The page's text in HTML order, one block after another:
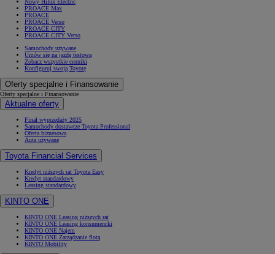
Nowy Hilux Electric
PROACE Max
PROACE
PROACE Verso
PROACE CITY
PROACE CITY Verso
Samochody używane
Umów się na jazdę testową
Zobacz wszystkie cenniki
Konfiguruj swoją Toyotę
Oferty specjalne i Finansowanie
Oferty specjalne i Finansowanie
Aktualne oferty
Finał wyprzedaży 2025
Samochody dostawcze Toyota Professional
Oferta biznesowa
Auta używane
Toyota Financial Services
Kredyt niższych rat Toyota Easy
Kredyt standardowy
Leasing standardowy
KINTO ONE
KINTO ONE Leasing niższych rat
KINTO ONE Leasing konsumencki
KINTO ONE Najem
KINTO ONE Zarządzanie flotą
KINTO Mobility